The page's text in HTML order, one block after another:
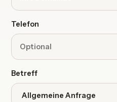
Telefon
Betreff